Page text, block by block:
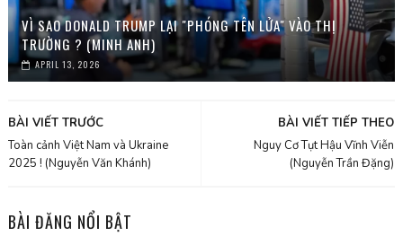
VÌ SAO DONALD TRUMP LẠI "PHÓNG TÊN LỬA" VÀO THỊ
TRƯỜNG ? (MINH ANH)
APRIL 13, 2026
BÀI VIẾT TIẾP THEO
Nguy Cơ Tụt Hậu Vĩnh Viễn
(Nguyễn Trần Đặng)
BÀI VIẾT TRƯỚC
Toàn cảnh Việt Nam và Ukraine
2025 ! (Nguyễn Văn Khánh)
BÀI ĐĂNG NỔI BẬT